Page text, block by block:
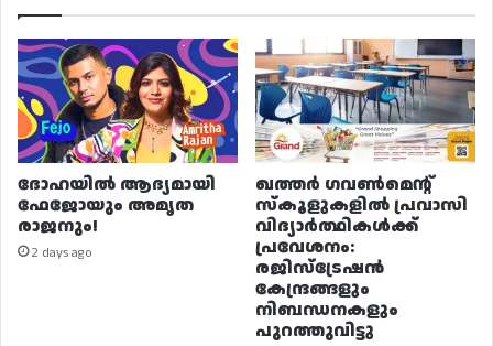
ദോഹയിൽ ആദ്യമായി
ഫേജോയും അമൃത
രാജനും!
2 days ago
ഖത്തർ ഗവൺമെന്റ്
സ്കൂളുകളിൽ പ്രവാസി
വിദ്യാർത്ഥികൾക്ക്
പ്രവേശനം:
രജിസ്ട്രേഷൻ
കേന്ദ്രങ്ങളും
നിബന്ധനകളും
പുറത്തുവിട്ടു